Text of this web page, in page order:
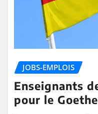
JOBS-EMPLOIS
Enseignants
pour le